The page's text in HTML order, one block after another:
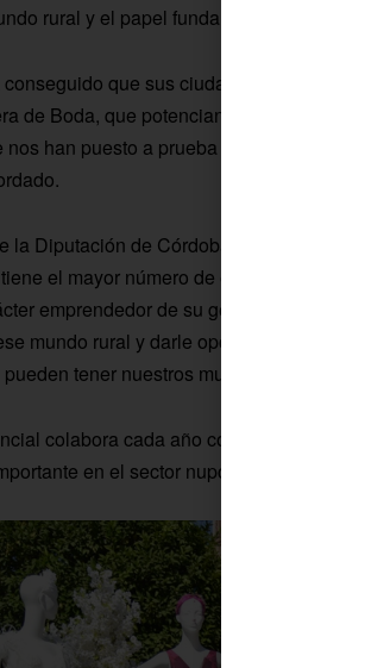
rural y el papel fundamental que tiene en
que sus ciudadanos se queden
de Boda, que potencian el desarrollo del
han puesto a prueba todos. Y sobre todo
la Diputación de Córdoba ha resaltado que
el mayor número de empresas respecto
emprendedor de su gente y es una de
mundo rural y darle oportunidades a sus
tener nuestros municipios”.
colabora cada año con Fuente Palmera
en el sector nupcial, que ha sabido